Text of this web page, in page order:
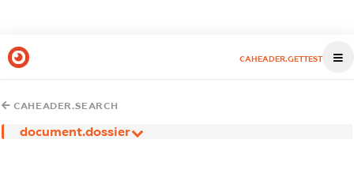
CAHEADER.GETTEST
CAHEADER.SEARCH
document.dossier